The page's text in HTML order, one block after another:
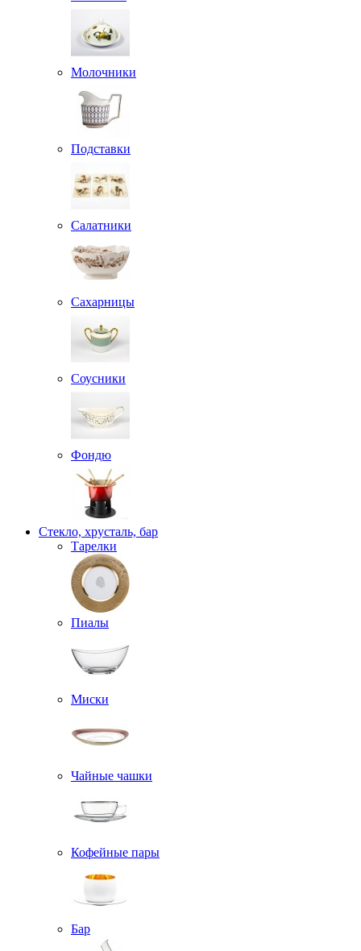
Молочники
Подставки
Салатники
Сахарницы
Соусники
Фондю
Стекло, хрусталь, бар
Тарелки
Пиалы
Миски
Чайные чашки
Кофейные пары
Бар